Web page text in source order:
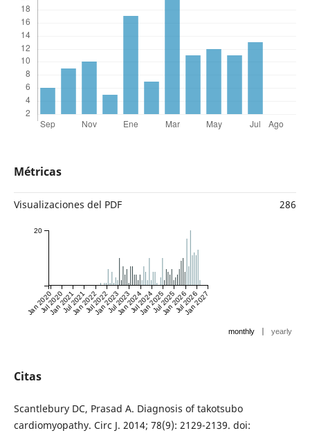
Métricas
Visualizaciones del PDF 286
Jan 2020
Jul 2020
Jan 2021Jul 2021
Jan 2022Jul 2022
Jan 2023Jul 2023
Jan 2024Jul 2024
Jan 2025Jul 2025
Jan 2026Jul 2026
Jan 2027
20
monthly | yearly
Citas
Scantlebury DC, Prasad A. Diagnosis of takotsubo
cardiomyopathy. Circ J. 2014; 78(9): 2129-2139. doi: